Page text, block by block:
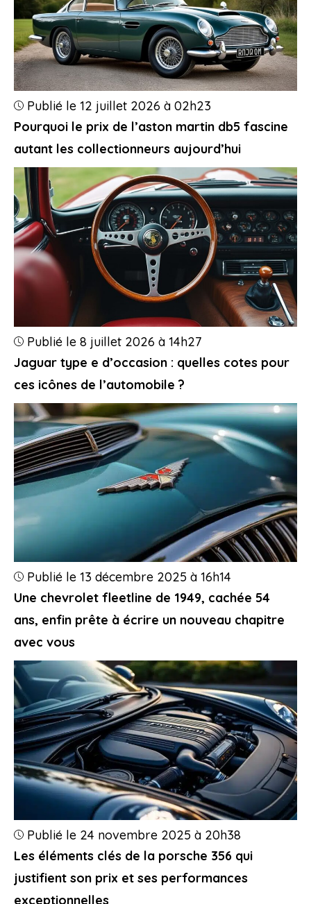
Pourquoi le prix de l’aston martin db5 fascine
autant les collectionneurs aujourd’hui
Publié le 12 juillet 2026 à 02h23
Jaguar type e d’occasion : quelles cotes pour
ces icônes de l’automobile ?
Publié le 8 juillet 2026 à 14h27
Une chevrolet fleetline de 1949, cachée 54
ans, enfin prête à écrire un nouveau chapitre
avec vous
Publié le 13 décembre 2025 à 16h14
Les éléments clés de la porsche 356 qui
justifient son prix et ses performances
exceptionnelles
Publié le 24 novembre 2025 à 20h38